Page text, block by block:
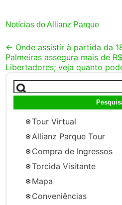
Notícias do Allianz Parque
Post
navigation
← Onde assistir à partida da
Palmeiras assegura mais de
Libertadores; veja quanto
Pesquisar
por:
Tour Virtual
Allianz Parque Tour
Compra de Ingressos
Torcida Visitante
Mapa
Conveniências